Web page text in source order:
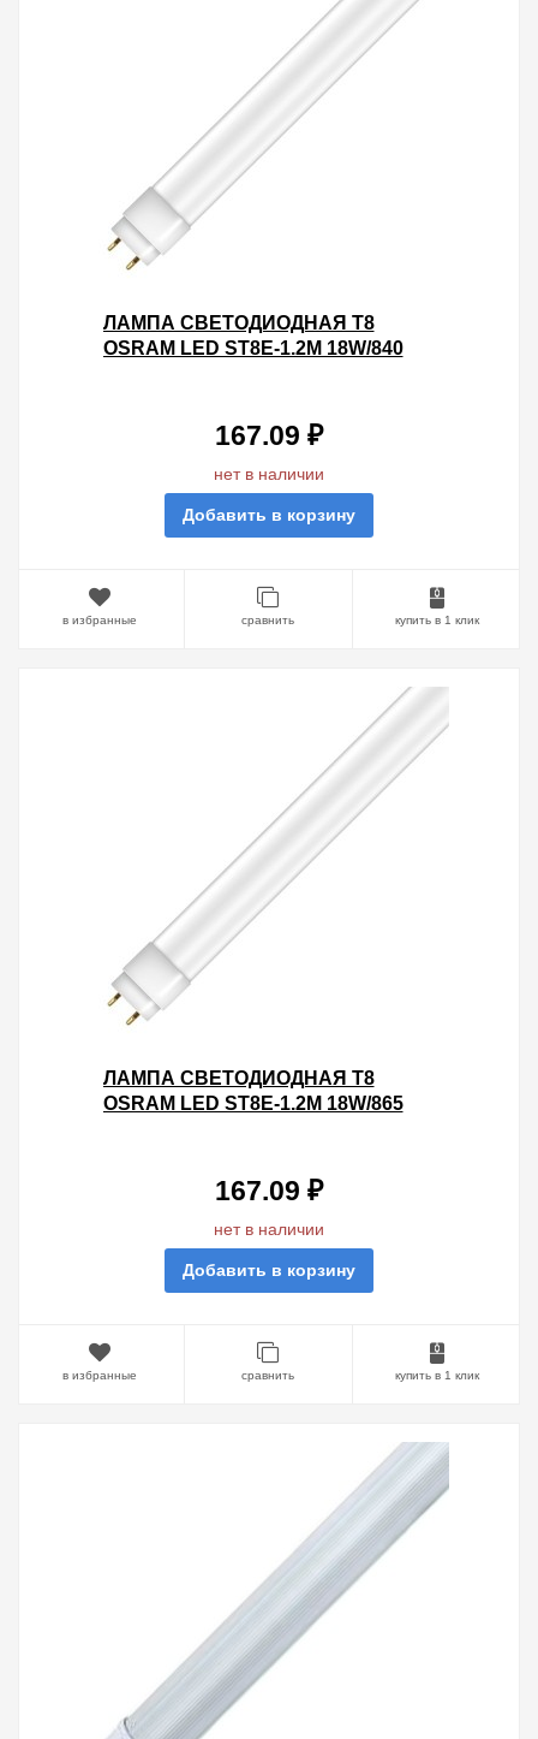
ЛАМПА СВЕТОДИОДНАЯ T8
OSRAM LED ST8E-1.2M 18W/840
167.09 ₽
нет в наличии
Добавить в корзину
в избранные сравнить купить в 1 клик
ЛАМПА СВЕТОДИОДНАЯ T8
OSRAM LED ST8E-1.2M 18W/865
167.09 ₽
нет в наличии
Добавить в корзину
в избранные сравнить купить в 1 клик